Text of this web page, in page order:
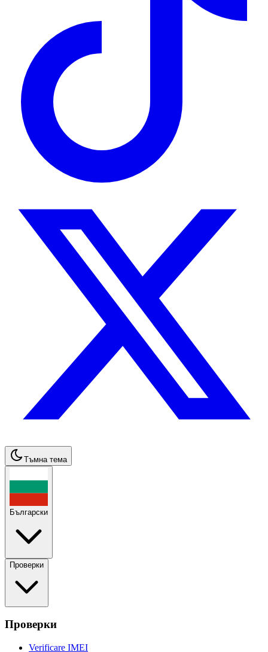
Тъмна тема
Български
Проверки
Проверки
Verificare IMEI